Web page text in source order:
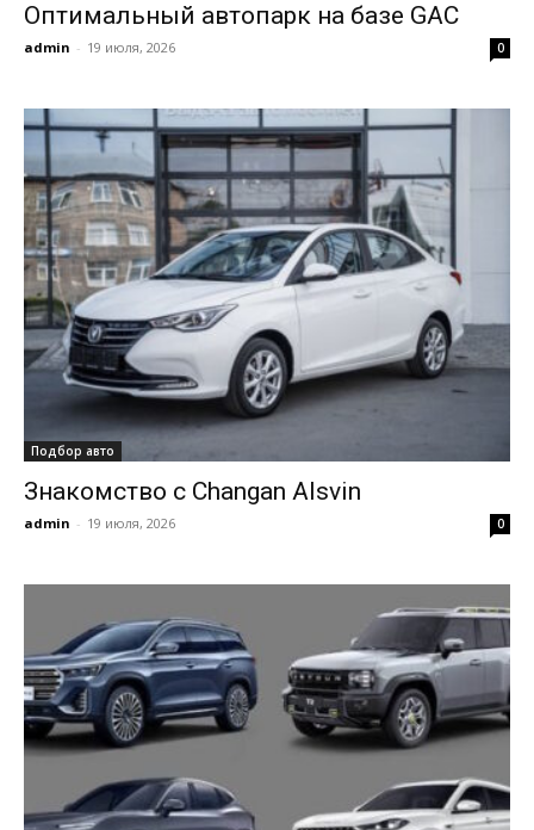
Оптимальный автопарк на базе GAC
admin - 19 июля, 2026 0
Подбор авто
Знакомство с Changan Alsvin
admin - 19 июля, 2026 0